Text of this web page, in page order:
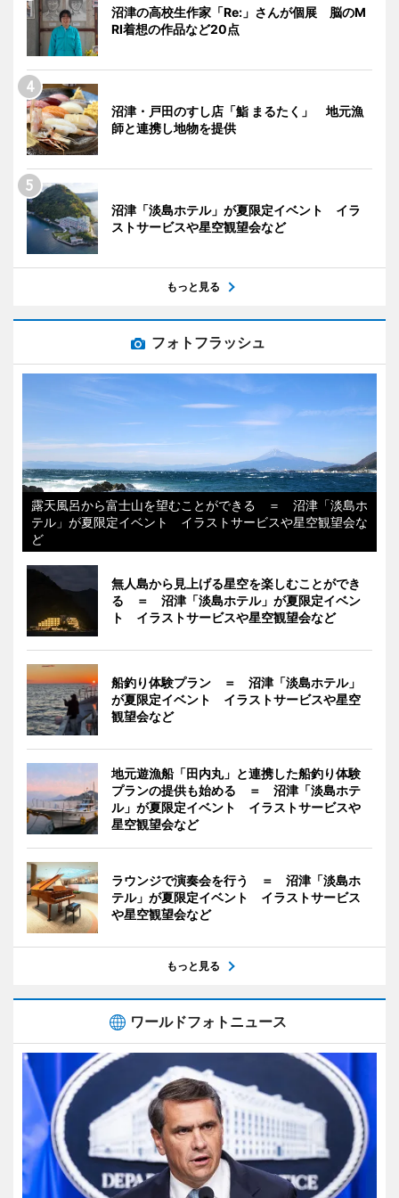
沼津の高校生作家「Re:」さんが個展 脳のM
RI着想の作品など20点
沼津・戸田のすし店「鮨 まるたく」 地元漁
師と連携し地物を提供
沼津「淡島ホテル」が夏限定イベント イラ
ストサービスや星空観望会など
もっと見る
フォトフラッシュ
露天風呂から富士山を望むことができる ＝ 沼津「淡島ホ
テル」が夏限定イベント イラストサービスや星空観望会な
ど
無人島から見上げる星空を楽しむことができ
る ＝ 沼津「淡島ホテル」が夏限定イベン
ト イラストサービスや星空観望会など
船釣り体験プラン ＝ 沼津「淡島ホテル」
が夏限定イベント イラストサービスや星空
観望会など
地元遊漁船「田内丸」と連携した船釣り体験
プランの提供も始める ＝ 沼津「淡島ホテ
ル」が夏限定イベント イラストサービスや
星空観望会など
ラウンジで演奏会を行う ＝ 沼津「淡島ホ
テル」が夏限定イベント イラストサービス
や星空観望会など
もっと見る
ワールドフォトニュース